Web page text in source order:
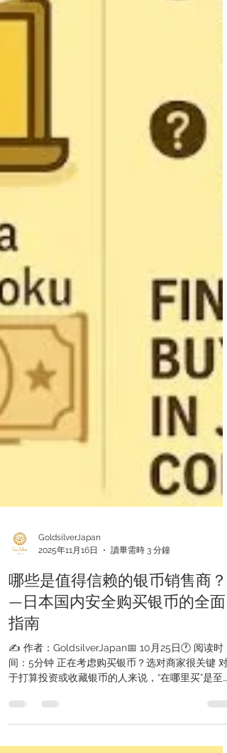
2025年11月16日
讀畢需時 3 分鐘
哪些是值得信赖的银币销售商？
—日本国内安全购买银币的全面
指南
✍️ 作者：GoldsilverJapan📅 10月25日🕐 阅读时
于打算投资或收藏银币的人来说，“在哪里买”是至关
重要的一步。除了价格和种类外，您还需要关注：